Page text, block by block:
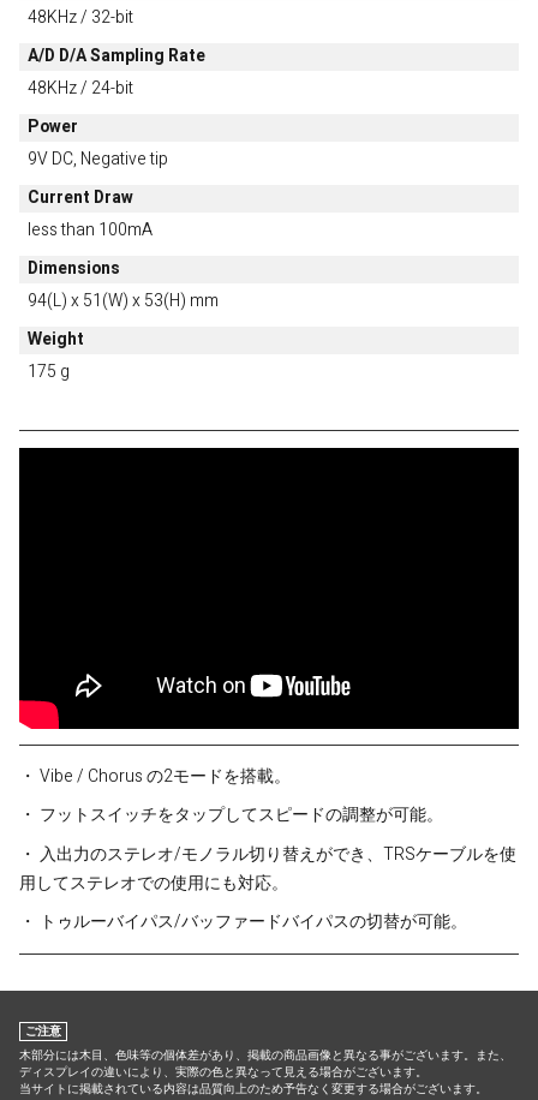
48KHz / 32-bit
A/D D/A Sampling Rate
48KHz / 24-bit
Power
9V DC, Negative tip
Current Draw
less than 100mA
Dimensions
94(L) x 51(W) x 53(H) mm
Weight
175 g
・ Vibe / Chorus の2モードを搭載。
・ フットスイッチをタップしてスピードの調整が可能。
・ 入出力のステレオ/モノラル切り替えができ、TRSケーブルを使
用してステレオでの使用にも対応。
・ トゥルーバイパス/バッファードバイパスの切替が可能。
ご注意
木部分には木目、色味等の個体差があり、掲載の商品画像と異なる事がございます。また、
ディスプレイの違いにより、実際の色と異なって見える場合がございます。
当サイトに掲載されている内容は品質向上のため予告なく変更する場合がございます。